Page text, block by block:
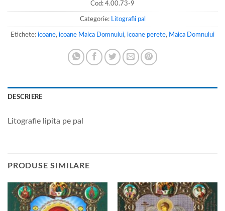
Cod: 4.00.73-9
Categorie: Litografii pal
Etichete: icoane, icoane Maica Domnului, icoane perete, Maica Domnului
DESCRIERE
Litografie lipita pe pal
PRODUSE SIMILARE